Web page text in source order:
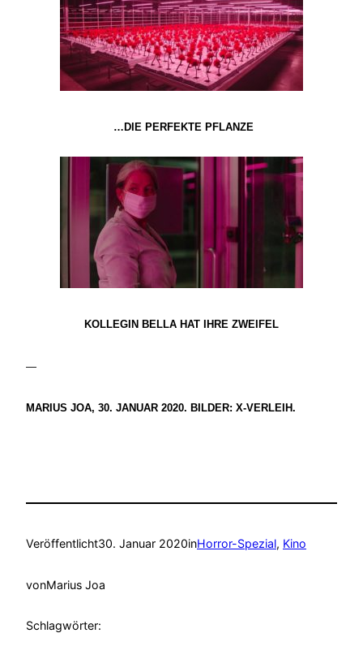
…DIE PERFEKTE PFLANZE
KOLLEGIN BELLA HAT IHRE ZWEIFEL
—
MARIUS JOA, 30. JANUAR 2020. BILDER: X-VERLEIH.
Veröffentlicht30. Januar 2020inHorror-Spezial, Kino
vonMarius Joa
Schlagwörter: